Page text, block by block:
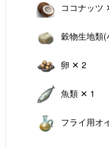
ココナッツ
穀物生地類
卵 ✕ 2
魚類 ✕ 1
フライ用オ